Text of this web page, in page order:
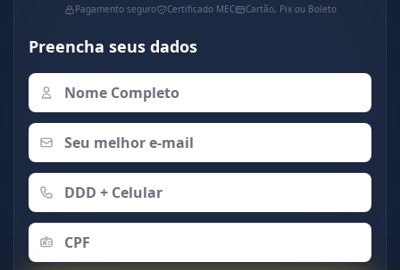
Pagamento seguro Certificado MEC Cartão, Pix ou Boleto
Preencha seus dados